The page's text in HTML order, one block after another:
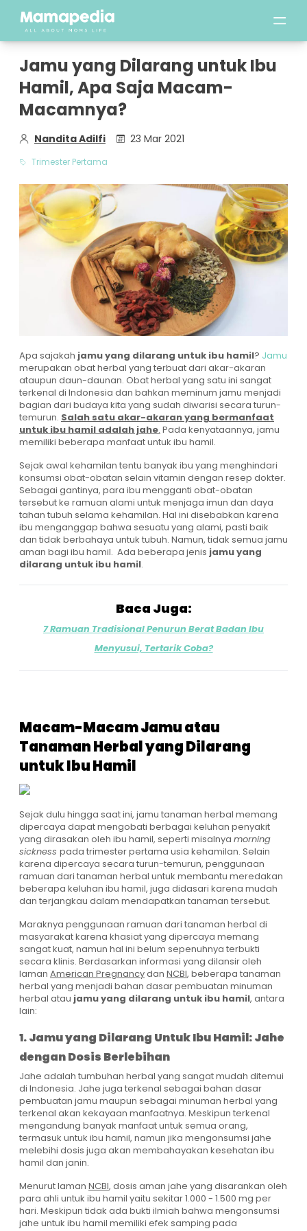
Jamu yang Dilarang untuk Ibu
Hamil, Apa Saja Macam-
Macamnya?
Nandita Adilfi 23 Mar 2021
Trimester Pertama
Apa sajakah jamu yang dilarang untuk ibu hamil? Jamu
merupakan obat herbal yang terbuat dari akar-akaran
ataupun daun-daunan. Obat herbal yang satu ini sangat
terkenal di Indonesia dan bahkan meminum jamu menjadi
bagian dari budaya kita yang sudah diwarisi secara turun-
temurun. Salah satu akar-akaran yang bermanfaat
untuk ibu hamil adalah jahe. Pada kenyataannya, jamu
memiliki beberapa manfaat untuk ibu hamil.
Sejak awal kehamilan tentu banyak ibu yang menghindari
konsumsi obat-obatan selain vitamin dengan resep dokter.
Sebagai gantinya, para ibu mengganti obat-obatan
tersebut ke ramuan alami untuk menjaga imun dan daya
tahan tubuh selama kehamilan. Hal ini disebabkan karena
ibu menganggap bahwa sesuatu yang alami, pasti baik
dan tidak berbahaya untuk tubuh. Namun, tidak semua jamu
aman bagi ibu hamil. Ada beberapa jenis jamu yang
dilarang untuk ibu hamil.
Baca Juga:
7 Ramuan Tradisional Penurun Berat Badan Ibu
Menyusui, Tertarik Coba?
Macam-Macam Jamu atau
Tanaman Herbal yang Dilarang
untuk Ibu Hamil
Sejak dulu hingga saat ini, jamu tanaman herbal memang
dipercaya dapat mengobati berbagai keluhan penyakit
yang dirasakan oleh ibu hamil, seperti misalnya morning
sickness pada trimester pertama usia kehamilan. Selain
karena dipercaya secara turun-temurun, penggunaan
ramuan dari tanaman herbal untuk membantu meredakan
beberapa keluhan ibu hamil, juga didasari karena mudah
dan terjangkau dalam mendapatkan tanaman tersebut.
Maraknya penggunaan ramuan dari tanaman herbal di
masyarakat karena khasiat yang dipercaya memang
sangat kuat, namun hal ini belum sepenuhnya terbukti
secara klinis. Berdasarkan informasi yang dilansir oleh
laman American Pregnancydan NCBI, beberapa tanaman
herbal yang menjadi bahan dasar pembuatan minuman
herbal atau jamu yang dilarang untuk ibu hamil, antara
lain:
1. Jamu yang Dilarang Untuk Ibu Hamil: Jahe
dengan Dosis Berlebihan
Jahe adalah tumbuhan herbal yang sangat mudah ditemui
di Indonesia. Jahe juga terkenal sebagai bahan dasar
pembuatan jamu maupun sebagai minuman herbal yang
terkenal akan kekayaan manfaatnya. Meskipun terkenal
mengandung banyak manfaat untuk semua orang,
termasuk untuk ibu hamil, namun jika mengonsumsi jahe
melebihi dosis juga akan membahayakan kesehatan ibu
hamil dan janin.
Menurut laman NCBI, dosis aman jahe yang disarankan oleh
para ahli untuk ibu hamil yaitu sekitar 1.000 - 1.500 mg per
hari. Meskipun tidak ada bukti ilmiah bahwa mengonsumsi
jahe untuk ibu hamil memiliki efek samping pada